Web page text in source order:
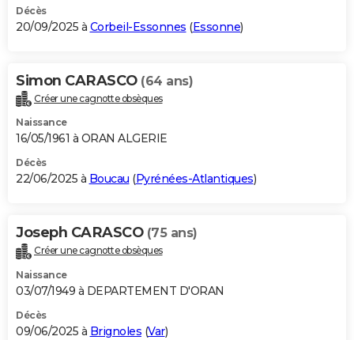
Décès
20/09/2025 à Corbeil-Essonnes (Essonne)
Simon CARASCO (64 ans)
Créer une cagnotte obsèques
Naissance
16/05/1961 à ORAN ALGERIE
Décès
22/06/2025 à Boucau (Pyrénées-Atlantiques)
Joseph CARASCO (75 ans)
Créer une cagnotte obsèques
Naissance
03/07/1949 à DEPARTEMENT D'ORAN
Décès
09/06/2025 à Brignoles (Var)